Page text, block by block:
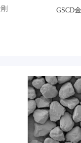
GSCD